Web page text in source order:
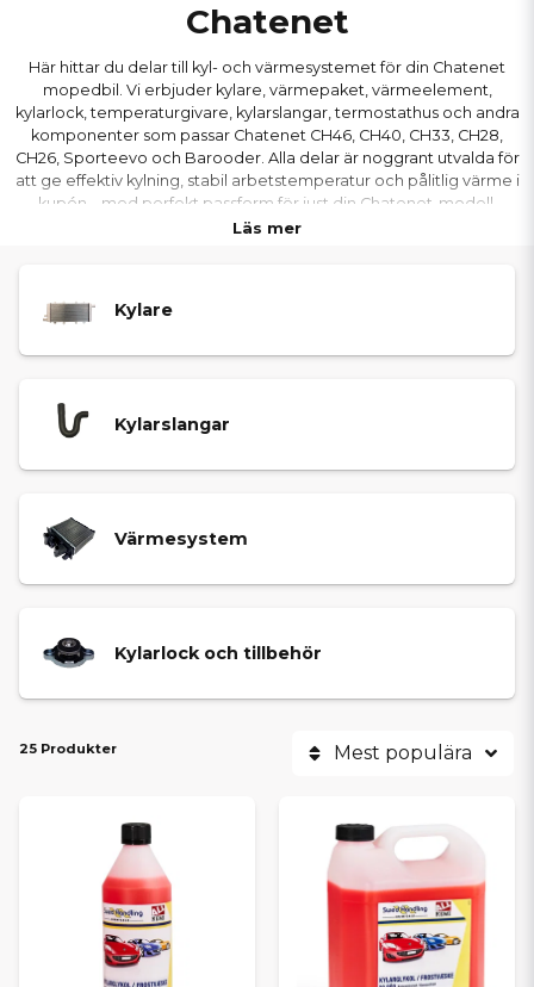
Chatenet
Här hittar du delar till kyl- och värmesystemet för din Chatenet
mopedbil. Vi erbjuder kylare, värmepaket, värmeelement,
kylarlock, temperaturgivare, kylarslangar, termostathus och andra
komponenter som passar Chatenet CH46, CH40, CH33, CH28,
CH26, Sporteevo och Barooder. Alla delar är noggrant utvalda för
att ge effektiv kylning, stabil arbetstemperatur och pålitlig värme i
kupén – med perfekt passform för just din Chatenet-modell.
Läs mer
Kylare
Kylarslangar
Värmesystem
Kylarlock och tillbehör
25 Produkter Mest populära